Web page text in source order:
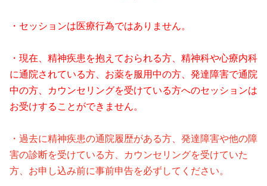
・セッションは医療行為ではありません。
・現在、精神疾患を抱えておられる方、精神科や心療内科
に通院されている方、お薬を服用中の方、発達障害で通院
中の方、カウンセリングを受けている方へのセッションは
お受けすることができません。
・過去に精神疾患の通院履歴がある方、発達障害や他の障
害の診断を受けている方、カウンセリングを受けていた
方、お申し込み前に事前申告を必ずしてください。